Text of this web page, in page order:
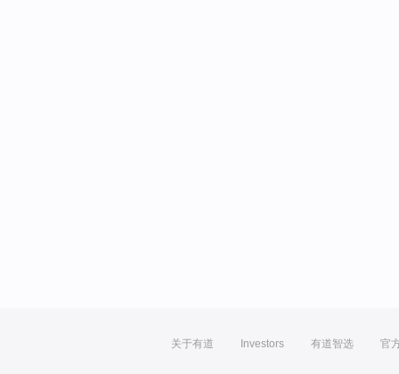
关于有道 Investors 有道智选 官